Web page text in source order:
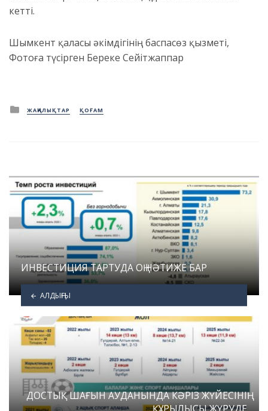
кетті.
Шымкент қаласы әкімдігінің баспасөз қызметі,
Фотоға түсірген Береке Сейітжаппар
Posted
in
ЖАҢАЛЫҚТАР ҚОҒАМ
ИНВЕСТИЦИЯ ТАРТУДА ОҢ НӘТИЖЕ БАР
АЛДЫҢҒЫ
ДОСТЫҚ ШАҒЫН АУДАНЫНДА КӘРІЗ ЖҮЙЕСІНІҢ